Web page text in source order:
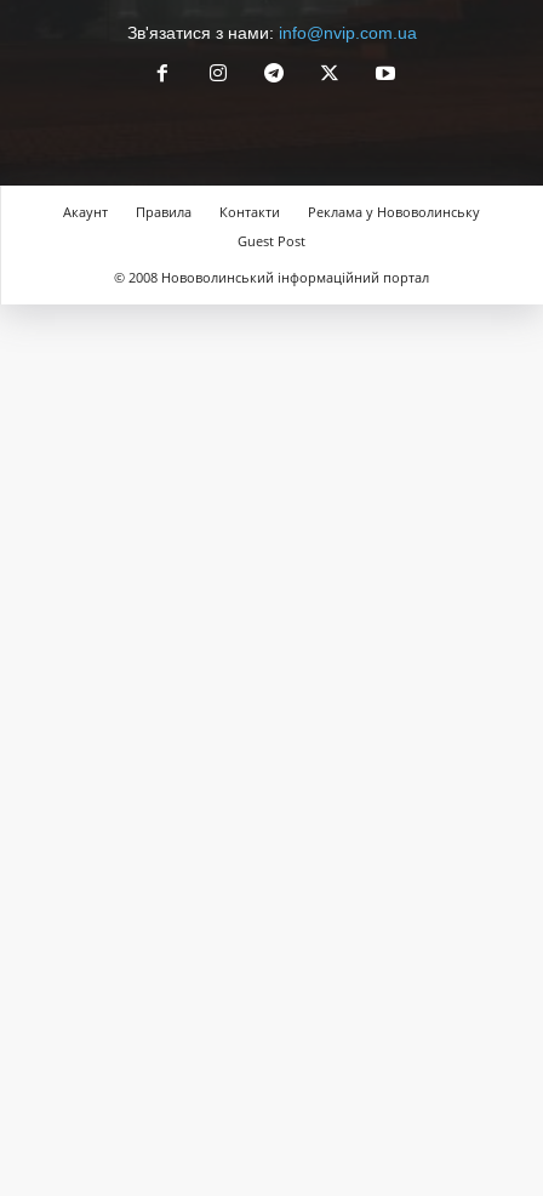
Зв'язатися з нами: info@nvip.com.ua
Акаунт Правила Контакти
Реклама у Нововолинську
Guest Post
© 2008 Нововолинський інформаційний портал